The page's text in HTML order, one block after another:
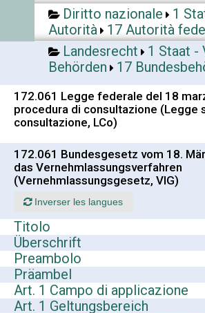
Diritto nazionale
1
Autorità
17 Autorità
Landesrecht
1 Staat -
Behörden
17
172.061 Legge federale del 18
procedura di consultazione (Legge
consultazione, LCo)
172.061 Bundesgesetz vom 18.
das Vernehmlassungsverfahren
(Vernehmlassungsgesetz, VlG)
Inverser les langues
Titolo
Überschrift
Preambolo
Präambel
Art. 1 Campo di applicazione
Art. 1 Geltungsbereich